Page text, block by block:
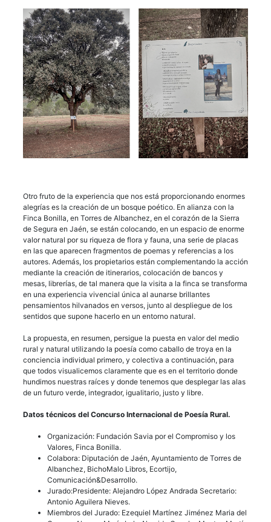
Otro fruto de la experiencia que nos está proporcionando enormes
alegrías es la creación de un bosque poético. En alianza con la
Finca Bonilla, en Torres de Albanchez, en el corazón de la Sierra
de Segura en Jaén, se están colocando, en un espacio de enorme
valor natural por su riqueza de flora y fauna, una serie de placas
en las que aparecen fragmentos de poemas y referencias a los
autores. Además, los propietarios están complementando la acción
mediante la creación de itinerarios, colocación de bancos y
mesas, librerías, de tal manera que la visita a la finca se transforma
en una experiencia vivencial única al aunarse brillantes
pensamientos hilvanados en versos, junto al despliegue de los
sentidos que supone hacerlo en un entorno natural.
La propuesta, en resumen, persigue la puesta en valor del medio
rural y natural utilizando la poesía como caballo de troya en la
conciencia individual primero, y colectiva a continuación, para
que todos visualicemos claramente que es en el territorio donde
hundimos nuestras raíces y donde tenemos que desplegar las alas
de un futuro verde, integrador, igualitario, justo y libre.
Datos técnicos del Concurso Internacional de Poesía Rural.
Organización: Fundación Savia por el Compromiso y los
Valores, Finca Bonilla.
Colabora: Diputación de Jaén, Ayuntamiento de Torres de
Albanchez, BichoMalo Libros, Ecortijo,
Comunicación&Desarrollo.
Jurado:Presidente: Alejandro López Andrada Secretario:
Antonio Aguilera Nieves.
Miembros del Jurado: Ezequiel Martínez Jiménez Maria del